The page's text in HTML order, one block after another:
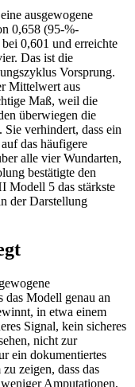
ausgewogene
0,658 (95-%-
0,601 und erreichte
Das ist die
Vorsprung.
Mittelwert aus
Maß, weil die
überwiegen die
verhindert, dass ein
das häufigere
alle vier Wundarten,
bestätigte den
Modell 5 das stärkste
der Darstellung
das Modell genau an
in etwa einem
Signal, kein sicheres
nicht zur
ein dokumentiertes
zeigen, dass das
Amputationen,